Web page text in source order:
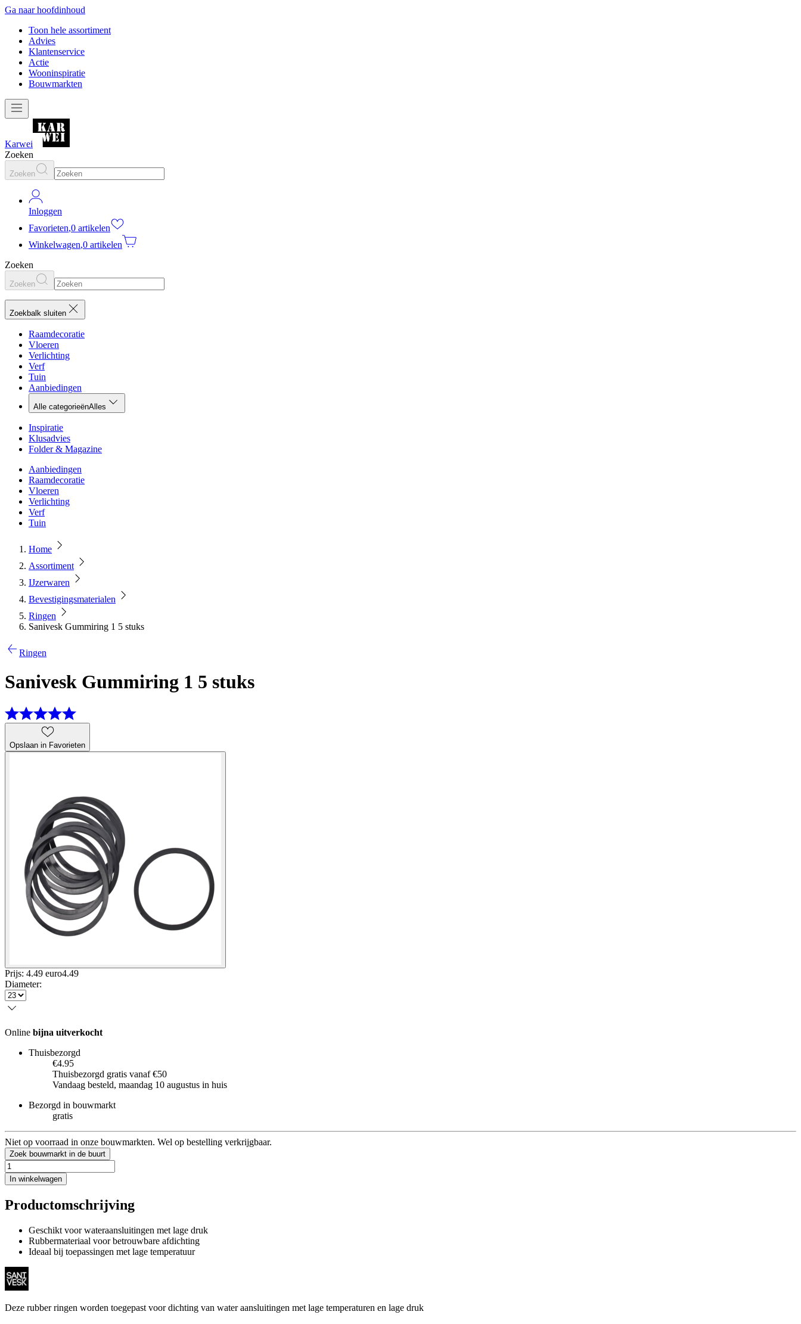
Ga naar hoofdinhoud
Toon hele assortiment
Advies
Klantenservice
Actie
Wooninspiratie
Bouwmarkten
Karwei
Zoeken
Zoeken
Inloggen
Favorieten,0 artikelen
Winkelwagen,0 artikelen
Zoeken
Zoeken
Zoekbalk sluiten
Raamdecoratie
Vloeren
Verlichting
Verf
Tuin
Aanbiedingen
Alle categorieënAlles
Inspiratie
Klusadvies
Folder & Magazine
Aanbiedingen
Raamdecoratie
Vloeren
Verlichting
Verf
Tuin
Home
Assortiment
IJzerwaren
Bevestigingsmaterialen
Ringen
Sanivesk Gummiring 1 5 stuks
Ringen
Sanivesk Gummiring 1 5 stuks
Opslaan in Favorieten
Prijs: 4.49 euro4.49
Diameter:
Online bijna uitverkocht
Thuisbezorgd
€4.95
Thuisbezorgd gratis vanaf €50
Vandaag besteld, maandag 10 augustus in huis
Bezorgd in bouwmarkt
gratis
Niet op voorraad in onze bouwmarkten. Wel op bestelling verkrijgbaar.
Zoek bouwmarkt in de buurt
In winkelwagen
Productomschrijving
Geschikt voor wateraansluitingen met lage druk
Rubbermateriaal voor betrouwbare afdichting
Ideaal bij toepassingen met lage temperatuur
Deze rubber ringen worden toegepast voor dichting van water aansluitingen met lage temperaturen en lage druk